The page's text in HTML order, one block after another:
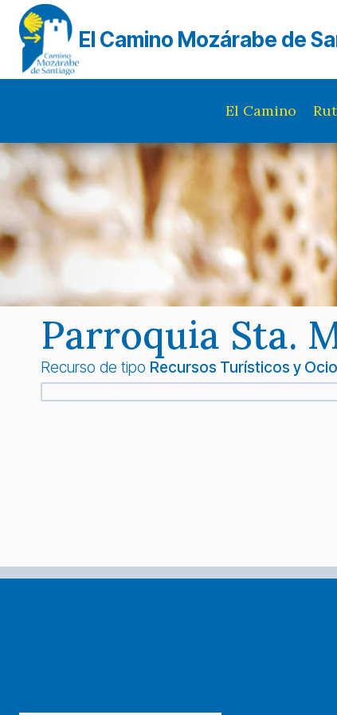
Saltar
contenido
El Camino Mozárabe de
El Camino
Parroquia Sta.
Recurso de tipo Recursos Turísticos y Ocio